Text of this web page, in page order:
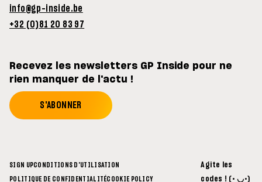
info@gp-inside.be
+32 (0)81 20 83 97
Recevez les newsletters GP Inside pour ne
rien manquer de l'actu !
S'ABONNER
SIGN UPCONDITIONS D'UTILISATION
POLITIQUE DE CONFIDENTIALITÉCOOKIE POLICY
Agite les
codes ! (• ◡•)